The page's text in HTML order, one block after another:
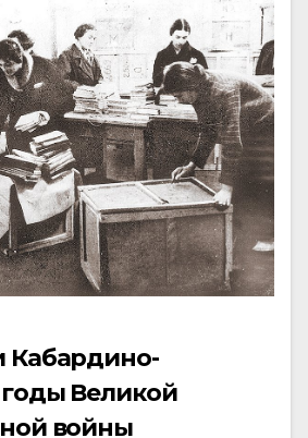
Кабардино-
Великой
войны